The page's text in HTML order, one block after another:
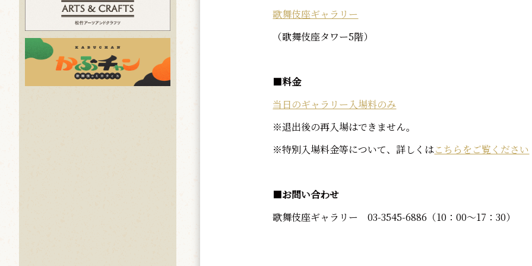
歌舞伎座ギャラリー
（歌舞伎座タワー5階）
■料金
当日のギャラリー入場料のみ
※退出後の再入場はできません。
※特別入場料金等について、詳しくはこちらをご覧ください
■お問い合わせ
歌舞伎座ギャラリー 03-3545-6886（10：00～17：30）